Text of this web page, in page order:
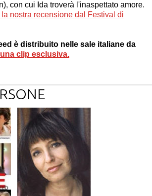
con cui Ida troverà l'inaspettato amore.
nostra recensione dal Festival di
è distribuito nelle sale italiane da
clip esclusiva.